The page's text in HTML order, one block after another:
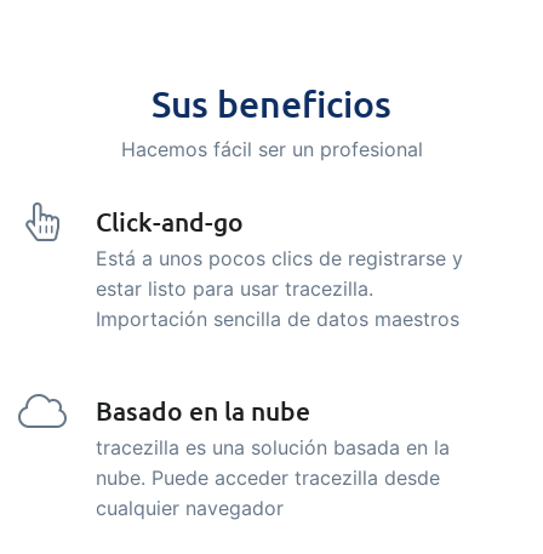
Sus beneficios
Hacemos fácil ser un profesional
Click-and-go
Está a unos pocos clics de registrarse y
estar listo para usar tracezilla.
Importación sencilla de datos maestros
Basado en la nube
tracezilla es una solución basada en la
nube. Puede acceder tracezilla desde
cualquier navegador